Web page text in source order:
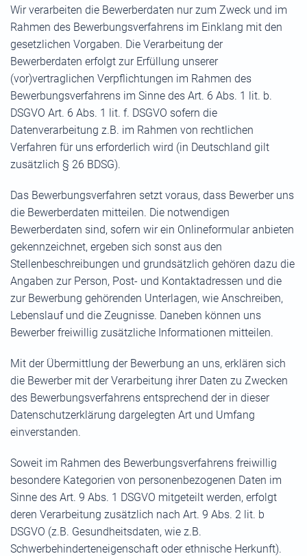
Wir verarbeiten die Bewerberdaten nur zum Zweck und im
Rahmen des Bewerbungsverfahrens im Einklang mit den
gesetzlichen Vorgaben. Die Verarbeitung der
Bewerberdaten erfolgt zur Erfüllung unserer
(vor)vertraglichen Verpflichtungen im Rahmen des
Bewerbungsverfahrens im Sinne des Art. 6 Abs. 1 lit. b.
DSGVO Art. 6 Abs. 1 lit. f. DSGVO sofern die
Datenverarbeitung z.B. im Rahmen von rechtlichen
Verfahren für uns erforderlich wird (in Deutschland gilt
zusätzlich § 26 BDSG).
Das Bewerbungsverfahren setzt voraus, dass Bewerber uns
die Bewerberdaten mitteilen. Die notwendigen
Bewerberdaten sind, sofern wir ein Onlineformular anbieten
gekennzeichnet, ergeben sich sonst aus den
Stellenbeschreibungen und grundsätzlich gehören dazu die
Angaben zur Person, Post- und Kontaktadressen und die
zur Bewerbung gehörenden Unterlagen, wie Anschreiben,
Lebenslauf und die Zeugnisse. Daneben können uns
Bewerber freiwillig zusätzliche Informationen mitteilen.
Mit der Übermittlung der Bewerbung an uns, erklären sich
die Bewerber mit der Verarbeitung ihrer Daten zu Zwecken
des Bewerbungsverfahrens entsprechend der in dieser
Datenschutzerklärung dargelegten Art und Umfang
einverstanden.
Soweit im Rahmen des Bewerbungsverfahrens freiwillig
besondere Kategorien von personenbezogenen Daten im
Sinne des Art. 9 Abs. 1 DSGVO mitgeteilt werden, erfolgt
deren Verarbeitung zusätzlich nach Art. 9 Abs. 2 lit. b
DSGVO (z.B. Gesundheitsdaten, wie z.B.
Schwerbehinderteneigenschaft oder ethnische Herkunft).